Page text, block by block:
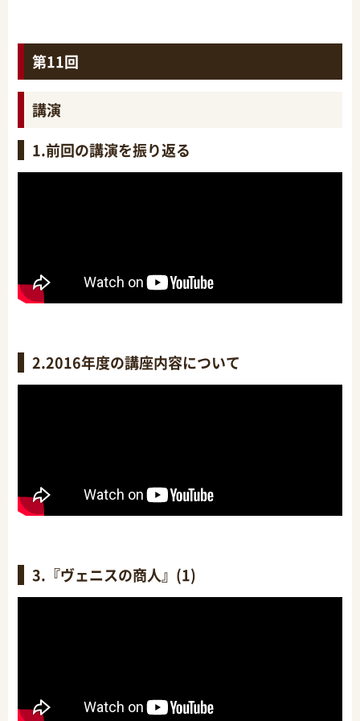
第11回
講演
1.前回の講演を振り返る
2.2016年度の講座内容について
3.『ヴェニスの商人』(1)